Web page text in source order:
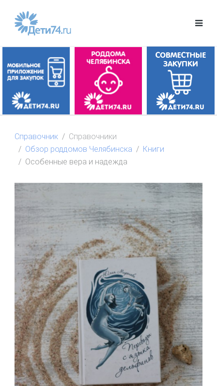
Справочник
Справочники
Обзор роддомов Челябинска
Книги
Особенные вера и надежда